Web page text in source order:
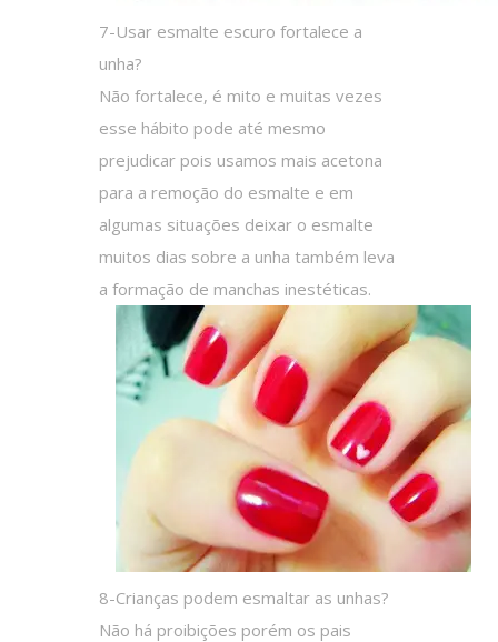
7-Usar esmalte escuro fortalece a
unha?
Não fortalece, é mito e muitas vezes
esse hábito pode até mesmo
prejudicar pois usamos mais acetona
para a remoção do esmalte e em
algumas situações deixar o esmalte
muitos dias sobre a unha também leva
a formação de manchas inestéticas.
8-Crianças podem esmaltar as unhas?
Não há proibições porém os pais